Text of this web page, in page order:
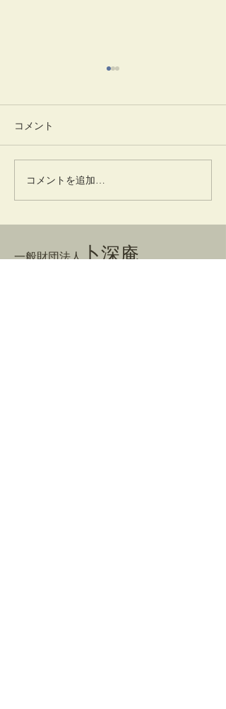
井でし月かも
コメント
コメントを追加…
一般財団法人卜深庵